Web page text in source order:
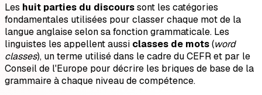
Les huit parties du discourssont les catégories
fondamentales utilisées pour classer chaque mot de la
langue anglaise selon sa fonction grammaticale. Les
linguistes les appellent aussi classes de mots(word
classes), un terme utilisé dans le cadre du CEFR et par le
Conseil de l'Europe pour décrire les briques de base de la
grammaire à chaque niveau de compétence.